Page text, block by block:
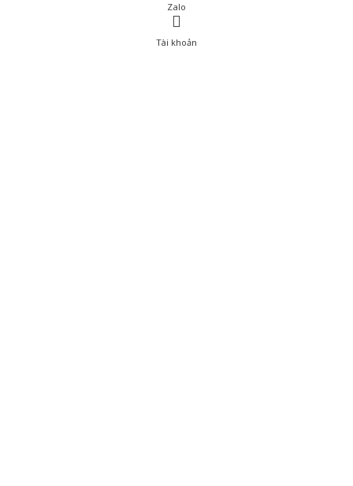
Zalo
Tài khoản